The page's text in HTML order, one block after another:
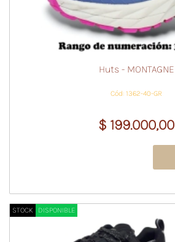
Huts - MONTAGNE
Cód: 1362-40-GR
$ 199.000,00
STOCK DISPONIBLE